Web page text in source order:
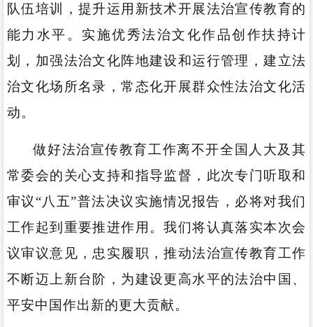
队伍培训，提升运用新技术开展法治宣传教育的
能力水平。实施优秀法治文化作品创作扶持计
划，加强法治文化阵地建设和运行管理，建立法
治文化场所名录，常态化开展群众性法治文化活
动。
做好法治宣传教育工作离不开全国人大及其
常委会的关心支持和指导监督，此次专门听取和
审议“八五”普法决议实施情况报告，必将对我们
工作起到重要推进作用。我们将认真落实本次会
议审议意见，忠实履职，推动法治宣传教育工作
不断迈上新台阶，为建设更高水平的法治中国、
平安中国作出新的更大贡献。